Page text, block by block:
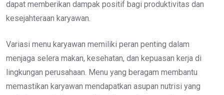
dapat memberikan dampak positif bagi produktivitas dan
kesejahteraan karyawan.
Variasi menu karyawan memiliki peran penting dalam
menjaga selera makan, kesehatan, dan kepuasan kerja di
lingkungan perusahaan. Menu yang beragam membantu
memastikan karyawan mendapatkan asupan nutrisi yang